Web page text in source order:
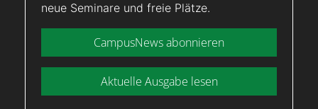
neue Seminare und freie Plätze.
CampusNews abonnieren
Aktuelle Ausgabe lesen